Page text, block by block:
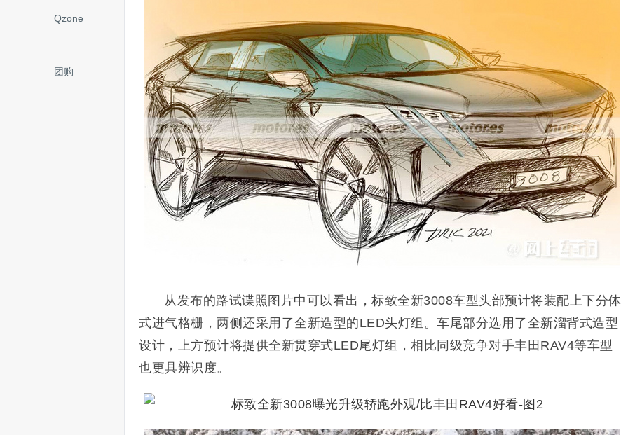
Qzone
团购
从发布的路试谍照图片中可以看出，标致全新3008车型头部预计将装配上下分体
式进气格栅，两侧还采用了全新造型的LED头灯组。车尾部分选用了全新溜背式造型
设计，上方预计将提供全新贯穿式LED尾灯组，相比同级竞争对手丰田RAV4等车型
也更具辨识度。